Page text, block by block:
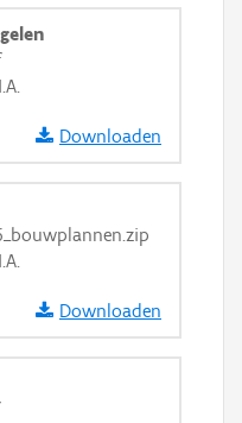
Downloaden
Downloaden